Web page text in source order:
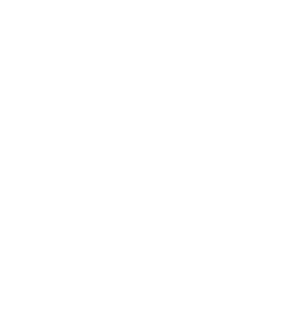
a medzinárodná), bary, minimarket, TV miestnosť,
s vodnými atrakciami pre menšie deti (obmedzené vekom i